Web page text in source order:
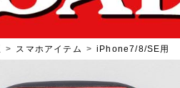
> スマホアイテム > iPhone7/8/SE用